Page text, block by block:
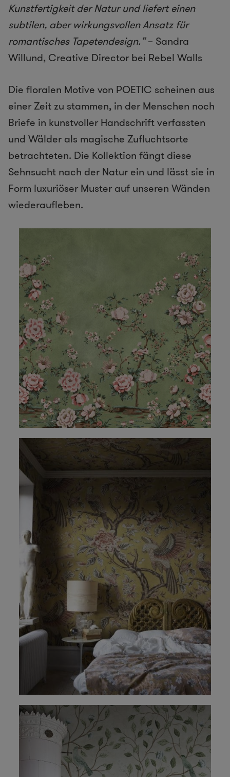
Kunstfertigkeit der Natur und liefert einen
subtilen, aber wirkungsvollen Ansatz für
romantisches Tapetendesign.“– Sandra
Willund, Creative Director bei Rebel Walls
Die floralen Motive von POETIC scheinen aus
einer Zeit zu stammen, in der Menschen noch
Briefe in kunstvoller Handschrift verfassten
und Wälder als magische Zufluchtsorte
betrachteten. Die Kollektion fängt diese
Sehnsucht nach der Natur ein und lässt sie in
Form luxuriöser Muster auf unseren Wänden
wiederaufleben.